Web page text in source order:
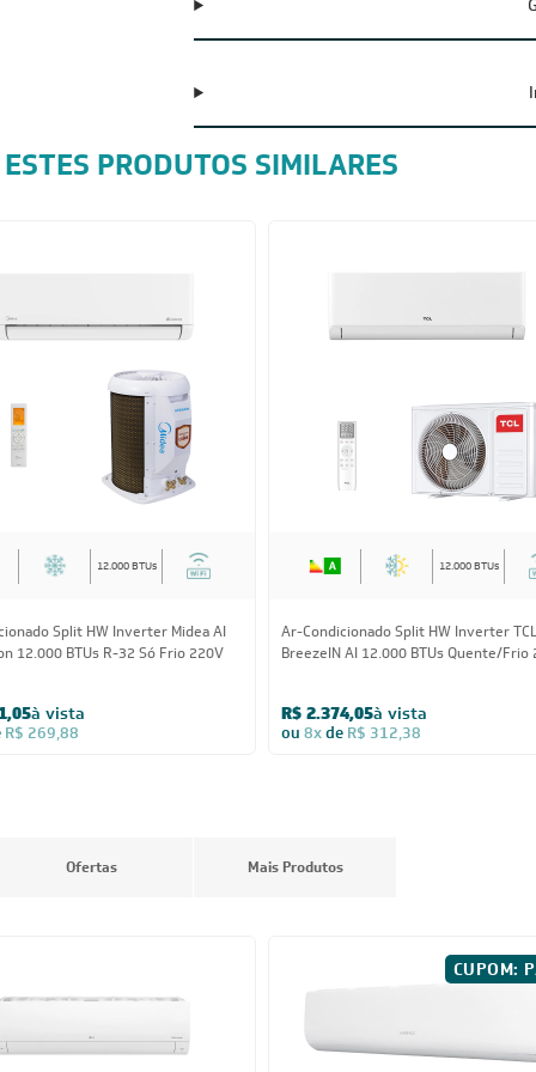
PRODUTOS SIMILARES
12.000 BTUs
Split HW Inverter Midea AI
12.000 BTUs R-32 Só Frio 220V
à vista
R$ 269,88
12.000 BTUs
Ar-Condicionado Split HW Inverter TCL
BreezeIN AI 12.000 BTUs Quente/Frio
R$ 2.374,05à vista
ou 8xde R$ 312,38
Ofertas Mais Produtos
CUPOM: